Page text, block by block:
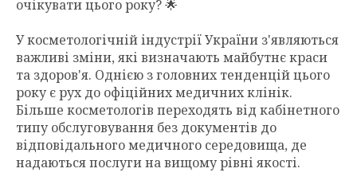
очікувати цього року? 🌟
У косметологічній індустрії України з'являються
важливі зміни, які визначають майбутнє краси
та здоров'я. Однією з головних тенденцій цього
року є рух до офіційних медичних клінік.
Більше косметологів переходять від кабінетного
типу обслуговування без документів до
відповідального медичного середовища, де
надаються послуги на вищому рівні якості.